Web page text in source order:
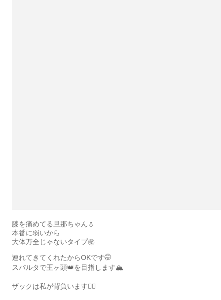
膝を痛めてる旦那ちゃん💧
本番に弱いから
大体万全じゃないタイプ㊙️
連れてきてくれたからOKです🤭
スパルタで王ヶ頭👑を目指します🏔️
ザックは私が背負います🙆‍♀️